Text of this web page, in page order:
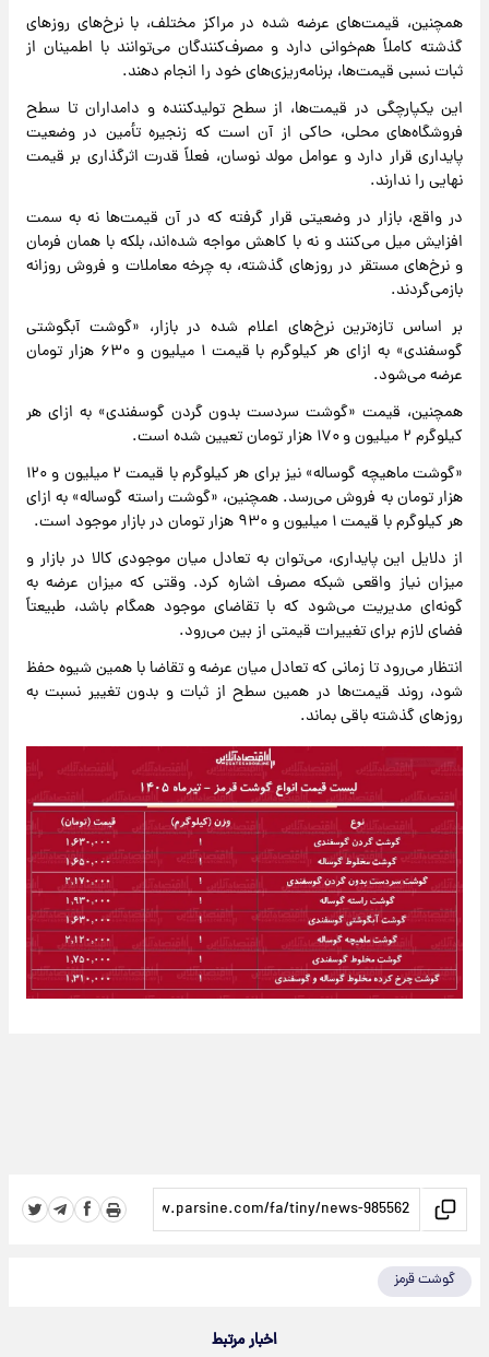
همچنین، قیمت‌های عرضه شده در مراکز مختلف، با نرخ‌های روزهای
گذشته کاملاً هم‌خوانی دارد و مصرف‌کنندگان می‌توانند با اطمینان از
ثبات نسبی قیمت‌ها، برنامه‌ریزی‌های خود را انجام دهند.
این یکپارچگی در قیمت‌ها، از سطح تولیدکننده و دامداران تا سطح
فروشگاه‌های محلی، حاکی از آن است که زنجیره تأمین در وضعیت
پایداری قرار دارد و عوامل مولد نوسان، فعلاً قدرت اثرگذاری بر قیمت
نهایی را ندارند.
در واقع، بازار در وضعیتی قرار گرفته که در آن قیمت‌ها نه به سمت
افزایش میل می‌کنند و نه با کاهش مواجه شده‌اند، بلکه با همان فرمان
و نرخ‌های مستقر در روزهای گذشته، به چرخه معاملات و فروش روزانه
بازمی‌گردند.
بر اساس تازه‌ترین نرخ‌های اعلام شده در بازار، «گوشت آبگوشتی
گوسفندی» به ازای هر کیلوگرم با قیمت ۱ میلیون و ۶۳۰ هزار تومان
عرضه می‌شود.
همچنین، قیمت «گوشت سردست بدون گردن گوسفندی» به ازای هر
کیلوگرم ۲ میلیون و ۱۷۰ هزار تومان تعیین شده است.
«گوشت ماهیچه گوساله» نیز برای هر کیلوگرم با قیمت ۲ میلیون و ۱۲۰
هزار تومان به فروش می‌رسد. همچنین، «گوشت راسته گوساله» به ازای
هر کیلوگرم با قیمت ۱ میلیون و ۹۳۰ هزار تومان در بازار موجود است.
از دلایل این پایداری، می‌توان به تعادل میان موجودی کالا در بازار و
میزان نیاز واقعی شبکه مصرف اشاره کرد. وقتی که میزان عرضه به
گونه‌ای مدیریت می‌شود که با تقاضای موجود همگام باشد، طبیعتاً
فضای لازم برای تغییرات قیمتی از بین می‌رود.
انتظار می‌رود تا زمانی که تعادل میان عرضه و تقاضا با همین شیوه حفظ
شود، روند قیمت‌ها در همین سطح از ثبات و بدون تغییر نسبت به
روزهای گذشته باقی بماند.
گوشت قرمز
اخبار مرتبط